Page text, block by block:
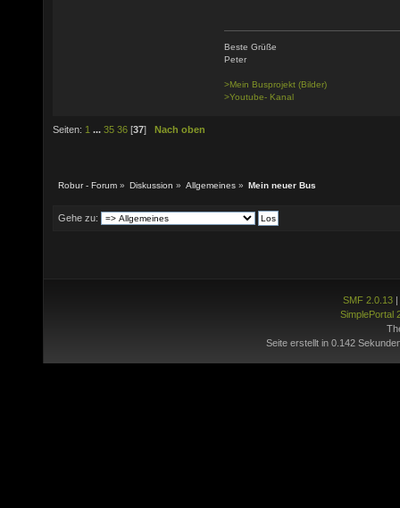
Beste Grüße
Peter
>Mein Busprojekt (Bilder)
>Youtube- Kanal
Seiten: 1 ... 35 36 [37] Nach oben
Robur - Forum » Diskussion » Allgemeines » Mein neuer Bus
Gehe zu:
SMF 2.0.13|
SimplePortal
Seite erstellt in 0.142